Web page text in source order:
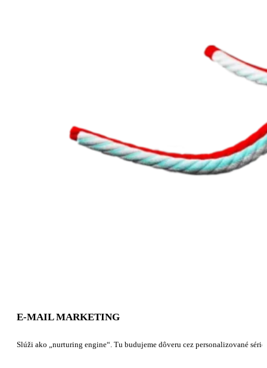
E-MAIL MARKETING
Slúži ako „nurturing engine“. Tu budujeme dôveru cez personalizované